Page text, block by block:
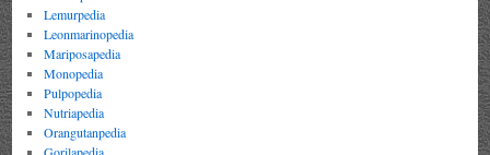
Lemurpedia
Leonmarinopedia
Mariposapedia
Monopedia
Pulpopedia
Nutriapedia
Orangutanpedia